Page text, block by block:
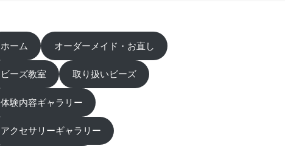
ホーム オーダーメイド・お直し
ビーズ教室 取り扱いビーズ
体験内容ギャラリー
アクセサリーギャラリー